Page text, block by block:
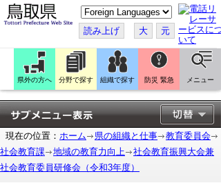
こ
の
ペ
ー
ジ
翻
訳
す
る
読み上げ 大 元
県外の方へ 分野で探す 組織で探す 防災 緊急 メニュー
現在の位置： ホーム 県の組織と仕事
教育委員会
社会教育課
地域の教育力向上
社会教育振興大会兼
社会教育委員研修会（令和3年度）